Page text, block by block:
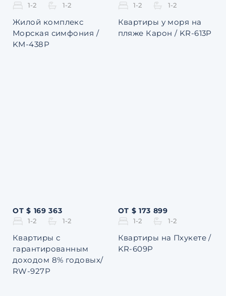
1-2 1-2
Жилой комплекс
Морская симфония /
KM-438P
1-2 1-2
Квартиры у моря на
пляже Карон / KR-613P
ОТ $ 169 363
1-2 1-2
Квартиры с
гарантированным
доходом 8% годовых/
RW-927P
ОТ $ 173 899
1-2 1-2
Квартиры на Пхукете /
KR-609P